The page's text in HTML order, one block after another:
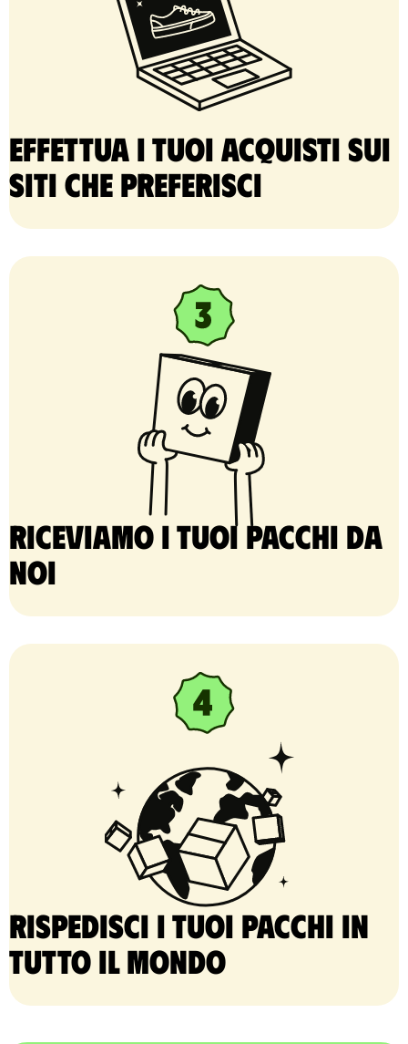
Effettua i tuoi acquisti sui
siti che preferisci
Riceviamo i tuoi pacchi da
noi
Rispedisci i tuoi pacchi in
tutto il mondo